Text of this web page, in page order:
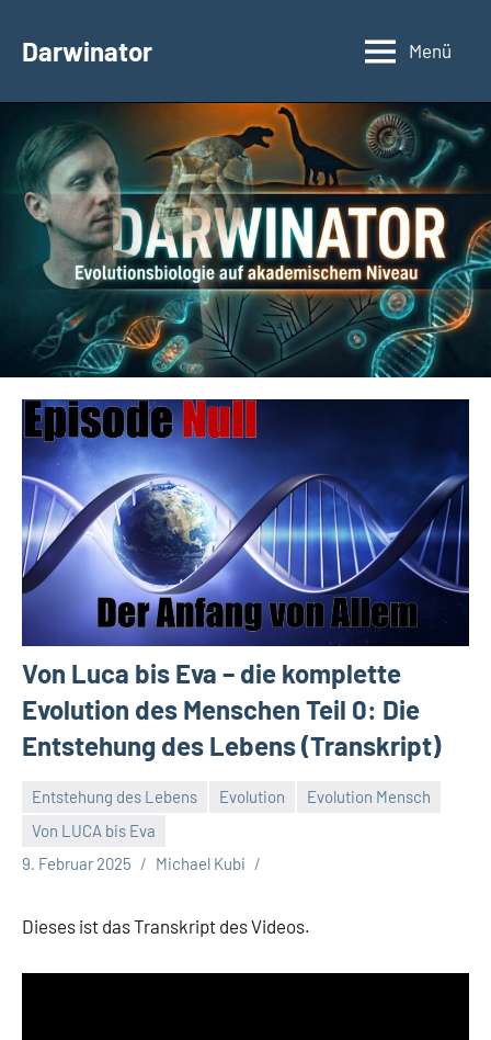
InhaltDarwinator
Evolutionsbiologie
Menü
Von Luca bis Eva – die komplette
Evolution des Menschen Teil 0: Die
Entstehung des Lebens (Transkript)
Entstehung des Lebens Evolution
Evolution Mensch
Von LUCA bis Eva
9. Februar 2025
Michael Kubi
Dieses ist das Transkript des Videos.